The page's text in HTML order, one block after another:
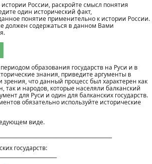
России, раскройте смысл понятия
один исторический факт,
понятие применительно к истории России.
должен содержаться в данном Вами
образования государств на Руси и в
знания, приведите аргументы в
зрения, что данный процесс был характерен как
так и народов, которые населяли балканский
для Руси и один для балканских государств.
обязательно используйте исторические
виде.
государств: